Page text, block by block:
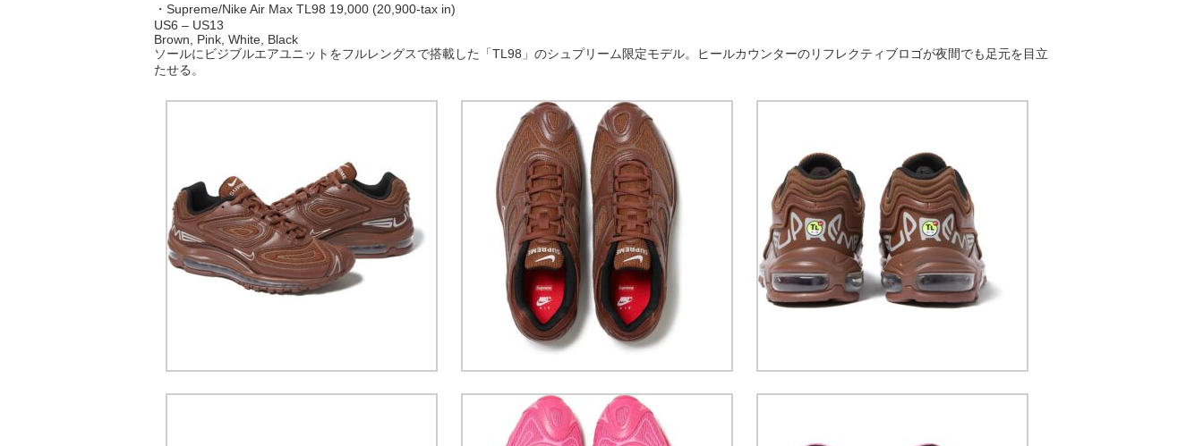
・Supreme/Nike Air Max TL98 19,000 (20,900-tax in)
US6 – US13
Brown, Pink, White, Black
ソールにビジブルエアユニットをフルレングスで搭載した「TL98」のシュプリーム限定モデル。ヒールカウンターのリフレクティブロゴが夜間でも足元を目立
たせる。